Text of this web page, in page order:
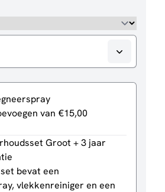
van €15,00
Groot + 3 jaar
bevat een
vlekkenreiniger en een